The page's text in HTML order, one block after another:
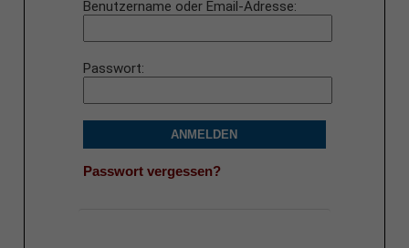
Benutzername oder Email-Adresse
Passwort
ANMELDEN
Passwort vergessen?